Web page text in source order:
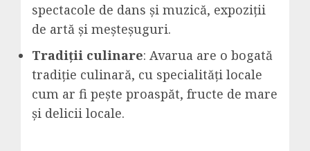
spectacole de dans și muzică, expoziții
de artă și meșteșuguri.
Tradiții culinare: Avarua are o bogată
tradiție culinară, cu specialități locale
cum ar fi pește proaspăt, fructe de mare
și delicii locale.